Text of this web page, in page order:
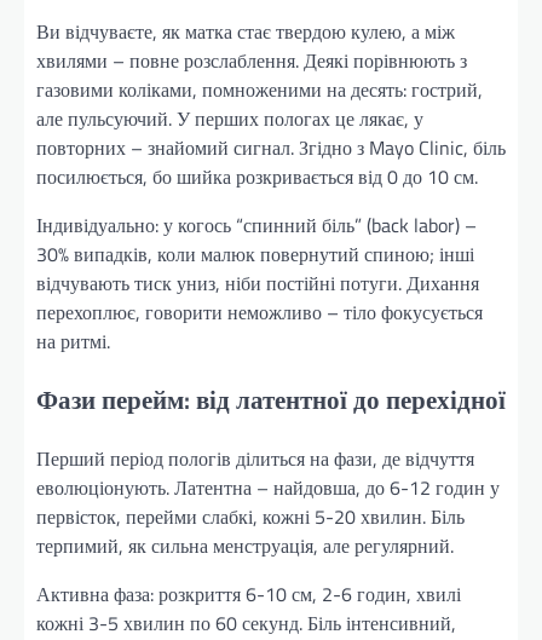
Ви відчуваєте, як матка стає твердою кулею, а між
хвилями – повне розслаблення. Деякі порівнюють з
газовими коліками, помноженими на десять: гострий,
але пульсуючий. У перших пологах це лякає, у
повторних – знайомий сигнал. Згідно з Mayo Clinic, біль
посилюється, бо шийка розкривається від 0 до 10 см.
Індивідуально: у когось “спинний біль” (back labor) –
30% випадків, коли малюк повернутий спиною; інші
відчувають тиск униз, ніби постійні потуги. Дихання
перехоплює, говорити неможливо – тіло фокусується
на ритмі.
Фази перейм: від латентної до перехідної
Перший період пологів ділиться на фази, де відчуття
еволюціонують. Латентна – найдовша, до 6-12 годин у
первісток, перейми слабкі, кожні 5-20 хвилин. Біль
терпимий, як сильна менструація, але регулярний.
Активна фаза: розкриття 6-10 см, 2-6 годин, хвилі
кожні 3-5 хвилин по 60 секунд. Біль інтенсивний,